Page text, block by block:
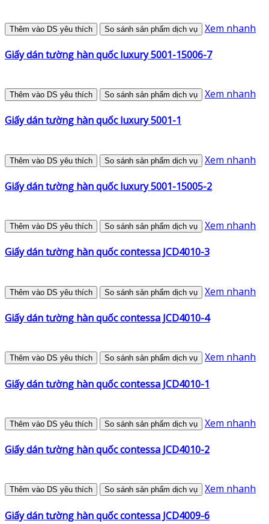
Thêm vào DS yêu thích So sánh sản phẩm dịch vụ Xem nhanh
Giấy dán tường hàn quốc luxury 5001-15006-7
Thêm vào DS yêu thích So sánh sản phẩm dịch vụ Xem nhanh
Giấy dán tường hàn quốc luxury 5001-1
Thêm vào DS yêu thích So sánh sản phẩm dịch vụ Xem nhanh
Giấy dán tường hàn quốc luxury 5001-15005-2
Thêm vào DS yêu thích So sánh sản phẩm dịch vụ Xem nhanh
Giấy dán tường hàn quốc contessa JCD4010-3
Thêm vào DS yêu thích So sánh sản phẩm dịch vụ Xem nhanh
Giấy dán tường hàn quốc contessa JCD4010-4
Thêm vào DS yêu thích So sánh sản phẩm dịch vụ Xem nhanh
Giấy dán tường hàn quốc contessa JCD4010-1
Thêm vào DS yêu thích So sánh sản phẩm dịch vụ Xem nhanh
Giấy dán tường hàn quốc contessa JCD4010-2
Thêm vào DS yêu thích So sánh sản phẩm dịch vụ Xem nhanh
Giấy dán tường hàn quốc contessa JCD4009-6